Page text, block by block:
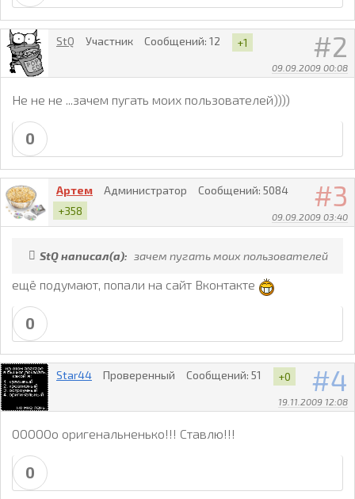
2
09.09.2009 00:08
StQ Участник Сообщений: 12 +1
Не не не ...зачем пугать моих пользователей))))
0
3
09.09.2009 03:40
Артем Администратор Сообщений: 5084
+358
StQ написал(а): зачем пугать моих пользователей
ещё подумают, попали на сайт Вконтакте
0
4
19.11.2009 12:08
Star44 Проверенный Сообщений: 51 +0
ОООООо оригенальненько!!! Ставлю!!!
0